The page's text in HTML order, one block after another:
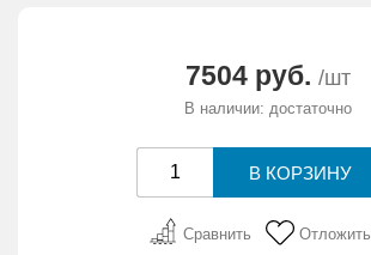
7504 руб. /шт
В наличии: достаточно
Сравнить Отложить